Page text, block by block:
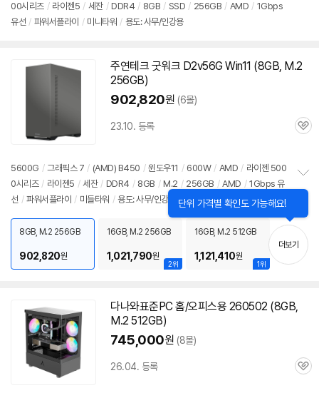
00시리즈 / 라이젠5 / 세잔 / DDR4 / 8GB / SSD / 256GB / AMD / 1Gbps
유선 / 파워서플라이 / 미니타워 / 용도: 사무/인강용
주연테크 굿워크 D2v56G Win11 (8GB, M.2
256GB)
902,820원 (6몰)
23.10. 등록
관
5600G / 그래픽스 7 / (AMD) B450 / 윈도우11 / 600W / AMD / 라이젠 500
0시리즈 / 라이젠5 / 세잔 / DDR4 / 8GB / M.2 / 256GB / AMD / 1Gbps 유
선 / 파워서플라이 / 미들타워 / 용도: 사무/인강용
정
펼
기
8GB, M.2 256GB
902,820원
2위
16GB, M.2 256GB
1,021,790원
1위
16GB, M.2 512GB
1,121,410원
단위 가격별 확인도 가능해요!
기
더보기
다나와표준PC 홈/오피스용 260502 (8GB,
M.2 512GB)
745,000원 (8몰)
26.04. 등록
관